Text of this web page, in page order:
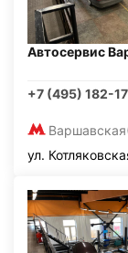
Автосервис
+7 (495) 182-
Варшавская
ул.